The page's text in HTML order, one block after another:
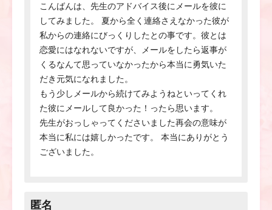
こんばんは、先生のアドバイス後にメールを彼に
してみました。 夏から全く連絡さえなかった彼が
私からの連絡にびっくりしたとの事です。彼とは
恋愛にはなれないですが、メールをしたら返事が
くるなんて思っていなかったから本当に勇気いた
だき元気になれました。
もう少しメールから続けてみようねといってくれ
た彼にメールして良かった！ったら思います。
先生がおっしゃってくださいました再会の意味が
本当に私には嬉しかったです。 本当にありがとう
ございました。
匿名